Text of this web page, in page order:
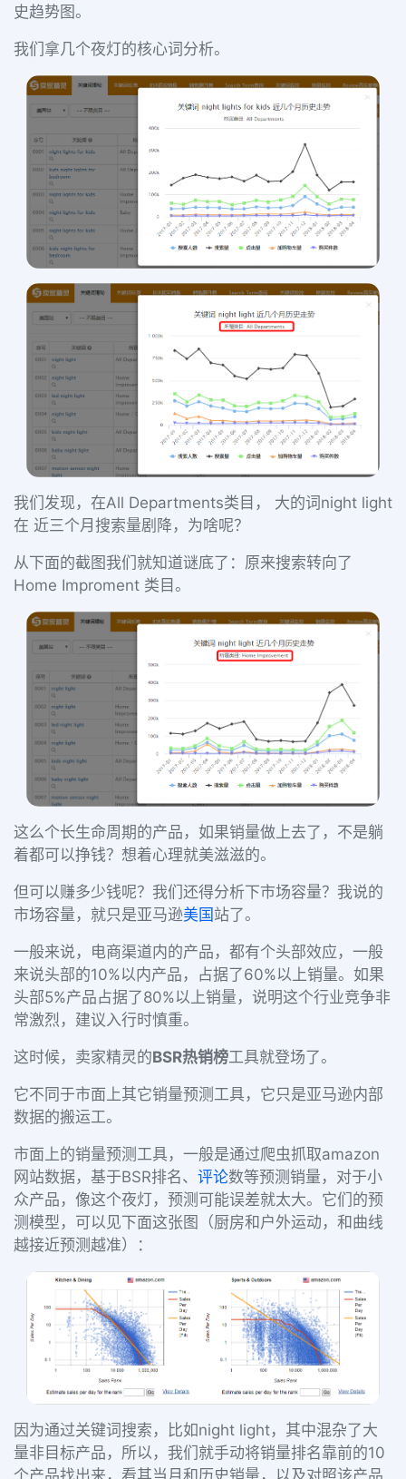
史趋势图。
我们拿几个夜灯的核心词分析。
我们发现，在All Departments类目， 大的词night light
在 近三个月搜索量剧降，为啥呢？
从下面的截图我们就知道谜底了：原来搜索转向了
Home Improment 类目。
这么个长生命周期的产品，如果销量做上去了，不是躺
着都可以挣钱？想着心理就美滋滋的。
但可以赚多少钱呢？我们还得分析下市场容量？我说的
市场容量，就只是亚马逊美国站了。
一般来说，电商渠道内的产品，都有个头部效应，一般
来说头部的10%以内产品，占据了60%以上销量。如果
头部5%产品占据了80%以上销量，说明这个行业竞争非
常激烈，建议入行时慎重。
这时候，卖家精灵的BSR热销榜工具就登场了。
它不同于市面上其它销量预测工具，它只是亚马逊内部
数据的搬运工。
市面上的销量预测工具，一般是通过爬虫抓取amazon
网站数据，基于BSR排名、 评论数等预测销量，对于小
众产品，像这个夜灯，预测可能误差就太大。它们的预
测模型，可以见下面这张图（厨房和户外运动，和曲线
越接近预测越准）：
因为通过关键词搜索，比如night light，其中混杂了大
量非目标产品，所以，我们就手动将销量排名靠前的10
个产品找出来，看其当月和历史销量，以及对照该产品